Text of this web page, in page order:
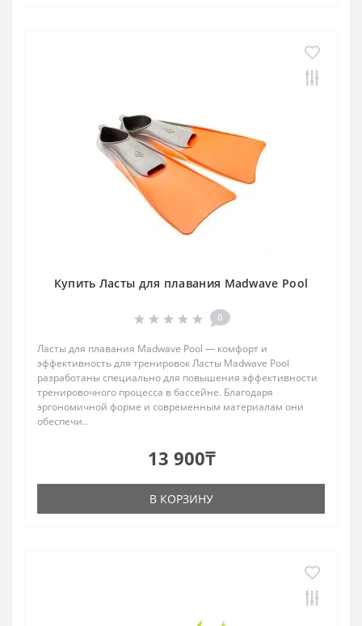
Купить Ласты для плавания Madwave Pool
0
Ласты для плавания Madwave Pool — комфорт и
эффективность для тренировок Ласты Madwave Pool
разработаны специально для повышения эффективности
тренировочного процесса в бассейне. Благодаря
эргономичной форме и современным материалам они
обеспечи..
13 900₸
В КОРЗИНУ